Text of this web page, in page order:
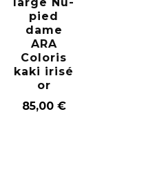
large Nu-
pied
dame
ARA
Coloris
kaki irisé
or
85,00 €